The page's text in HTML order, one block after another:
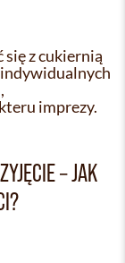
z cukiernią
imprezy.
– JAK